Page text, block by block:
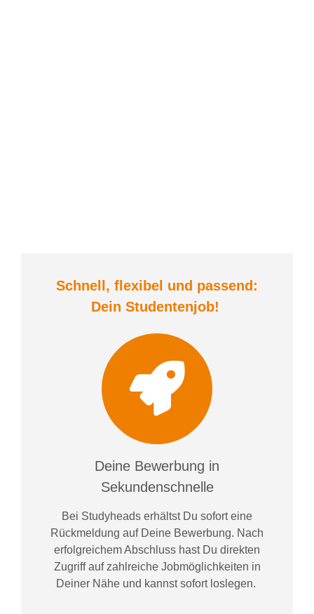
Schnell, flexibel und passend:
Dein Studentenjob!
Deine Bewerbung in
Sekundenschnelle
Bei Studyheads erhältst Du sofort eine
Rückmeldung auf Deine Bewerbung. Nach
erfolgreichem Abschluss hast Du direkten
Zugriff auf zahlreiche Jobmöglichkeiten in
Deiner Nähe und kannst sofort loslegen.